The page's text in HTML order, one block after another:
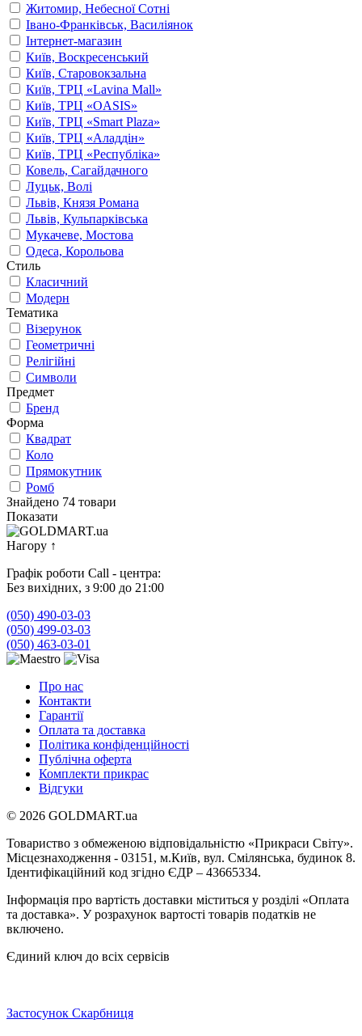
Житомир, Небесної Сотні
Івано-Франківськ, Василіянок
Інтернет-магазин
Київ, Воскресенський
Київ, Старовокзальна
Київ, ТРЦ «Lavina Mall»
Київ, ТРЦ «OASIS»
Київ, ТРЦ «Smart Plaza»
Київ, ТРЦ «Аладдін»
Київ, ТРЦ «Республіка»
Ковель, Сагайдачного
Луцьк, Волі
Львів, Князя Романа
Львів, Кульпарківська
Мукачеве, Мостова
Одеса, Корольова
Стиль
Класичний
Модерн
Тематика
Візерунок
Геометричні
Релігійні
Символи
Предмет
Бренд
Форма
Квадрат
Коло
Прямокутник
Ромб
Знайдено 74 товари
Показати
Нагору ↑
Графік роботи Call - центра:
Без вихідних, з 9:00 до 21:00
(050) 490-03-03
(050) 499-03-03
(050) 463-03-01
Про нас
Контакти
Гарантії
Оплата та доставка
Політика конфіденційності
Публічна оферта
Комплекти прикрас
Відгуки
© 2026 GOLDMART.ua
Товариство з обмеженою відповідальністю «Прикраси Світу».
Місцезнаходження - 03151, м.Київ, вул. Смілянська, будинок 8.
Ідентифікаційний код згідно ЄДР – 43665334.
Інформація про вартість доставки міститься у розділі «Оплата
та доставка». У розрахунок вартості товарів податків не
включено.
Єдиний ключ до всіх сервісів
Застосунок Скарбниця